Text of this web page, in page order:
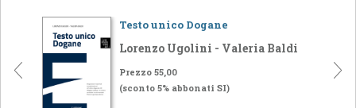
Testo unico Dogane
Lorenzo Ugolini - Valeria Baldi
Prezzo 55,00
(sconto 5% abbonati SI)